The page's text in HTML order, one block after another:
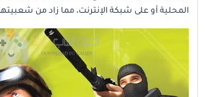
المحلية أو على شبكة الإنترنت، مما زاد من